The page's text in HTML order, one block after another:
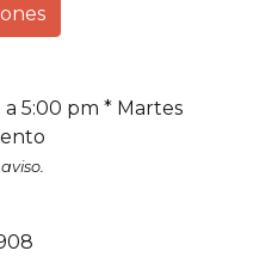
a 5:00 pm * Martes